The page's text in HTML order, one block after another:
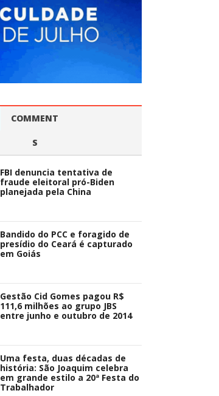
COMMENT
S
FBI denuncia tentativa de
fraude eleitoral pró-Biden
planejada pela China
Bandido do PCC e foragido de
presídio do Ceará é capturado
em Goiás
Gestão Cid Gomes pagou R$
111,6 milhões ao grupo JBS
entre junho e outubro de 2014
Uma festa, duas décadas de
história: São Joaquim celebra
em grande estilo a 20ª Festa do
Trabalhador